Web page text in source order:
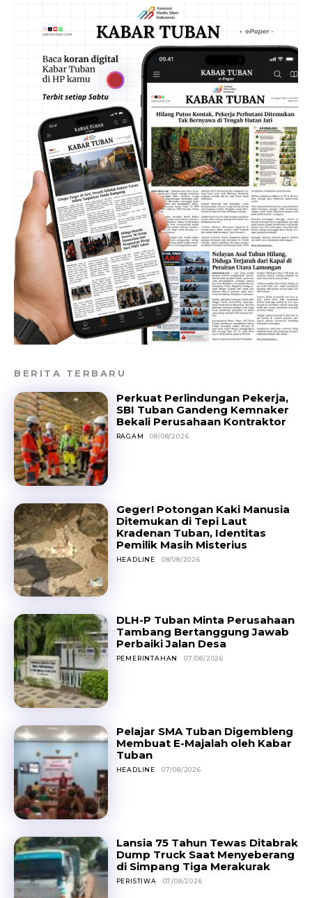
BERITA TERBARU
Perkuat Perlindungan Pekerja,
SBI Tuban Gandeng Kemnaker
Bekali Perusahaan Kontraktor
RAGAM 08/08/2026
Geger! Potongan Kaki Manusia
Ditemukan di Tepi Laut
Kradenan Tuban, Identitas
Pemilik Masih Misterius
HEADLINE 08/08/2026
DLH-P Tuban Minta Perusahaan
Tambang Bertanggung Jawab
Perbaiki Jalan Desa
PEMERINTAHAN 07/08/2026
Pelajar SMA Tuban Digembleng
Membuat E-Majalah oleh Kabar
Tuban
HEADLINE 07/08/2026
Lansia 75 Tahun Tewas Ditabrak
Dump Truck Saat Menyeberang
di Simpang Tiga Merakurak
PERISTIWA 07/08/2026